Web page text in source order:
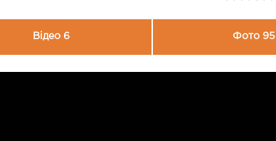
Відео 6 Фото 95